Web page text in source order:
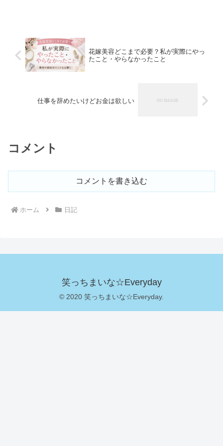
花嫁美容どこまで必要？私が実際にやっ
たこと・やらなかったこと
仕事を辞めたいけどお金は欲しい
コメント
コメントを書き込む
ホーム 日記
笑っちまいな☆Everyday
© 2020 笑っちまいな☆Everyday.